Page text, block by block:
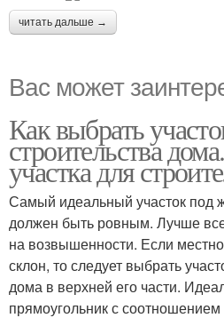
читать дальше →
Вас может
Как выбрать
строительства
участка для
Самый идеальный участок под
должен быть ровным. Лучше
на возвышенности. Если
склон, то следует выбрать
дома в верхней его части.
прямоугольник с